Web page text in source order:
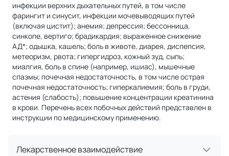
инфекции верхних дыхательных путей, в том числе
фарингит и синусит, инфекции мочевыводящих путей
(включая цистит); анемия; депрессия; бессонница,
синкопе, вертиго; брадикардия; выраженное снижение
АД*; одышка, кашель; боль в животе, диарея, диспепсия,
метеоризм, рвота; гипергидроз, кожный зуд, сыпь;
миалгия, боль в спине (например, ишиас), мышечные
спазмы; почечная недостаточность, в том числе острая
почечная недостаточность; гиперкалиемия; боль в груди,
астения (слабость); повышение концентрации креатинина
в крови. Перечень всех побочных действий представлен в
инструкции по медицинскому применению.
Лекарственное взаимодействие